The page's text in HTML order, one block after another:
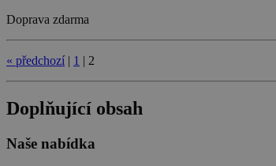
Doprava zdarma
« předchozí | 1 | 2
Doplňující obsah
Naše nabídka